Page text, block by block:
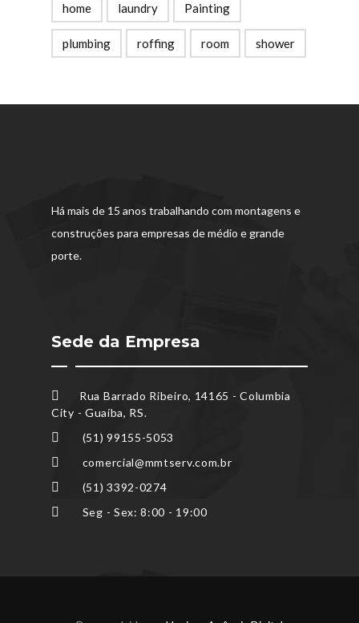
home laundry Painting
plumbing roffing room shower
Há mais de 15 anos trabalhando com montagens e
construções para empresas de médio e grande
porte.
Sede da Empresa
Rua Barrado Ribeiro, 14165 - Columbia
City - Guaíba, RS.
(51) 99155-5053
comercial@mmtserv.com.br
(51) 3392-0274
Seg - Sex: 8:00 - 19:00